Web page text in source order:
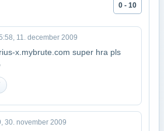
0 - 10
11. december 2009
x.mybrute.com super hra pls
30. november 2009